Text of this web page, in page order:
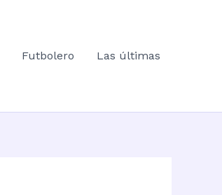
Futbolero Las últimas